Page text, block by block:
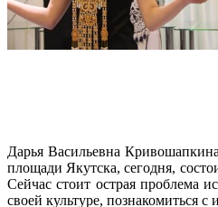
Дарья Васильевна
площади Якутска, сегодня,
Сейчас стоит острая проблема
своей культуре, познакомиться с